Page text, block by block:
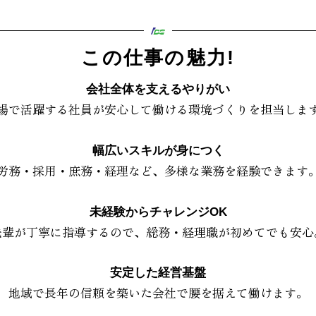
この仕事の魅力!
会社全体を支えるやりがい
で活躍する社員が安心して働ける環境づくりを担当しま
幅広いスキルが身につく
務・採用・庶務・経理など、多様な業務を経験できます
未経験からチャレンジOK
が丁寧に指導するので、総務・経理職が初めてでも安
安定した経営基盤
地域で長年の信頼を築いた会社で腰を据えて働けます。